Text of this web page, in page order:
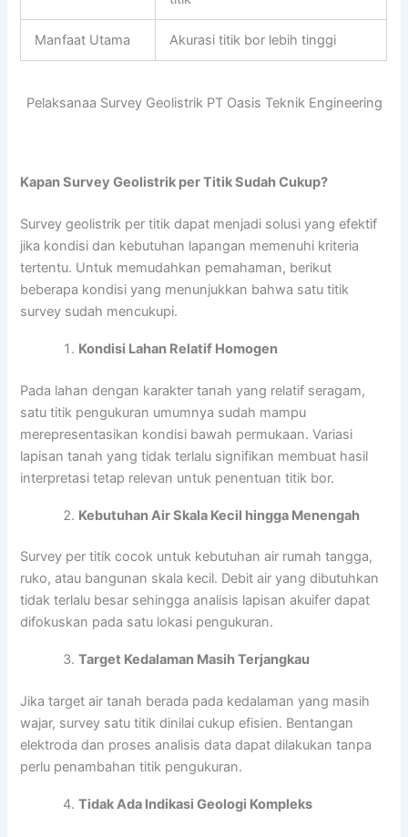
Manfaat Utama Akurasi titik bor lebih tinggi
Pelaksanaa Survey Geolistrik PT Oasis Teknik Engineering
Kapan Survey Geolistrik per Titik Sudah Cukup?
Survey geolistrik per titik dapat menjadi solusi yang efektif
jika kondisi dan kebutuhan lapangan memenuhi kriteria
tertentu. Untuk memudahkan pemahaman, berikut
beberapa kondisi yang menunjukkan bahwa satu titik
survey sudah mencukupi.
Kondisi Lahan Relatif Homogen
Pada lahan dengan karakter tanah yang relatif seragam,
satu titik pengukuran umumnya sudah mampu
merepresentasikan kondisi bawah permukaan. Variasi
lapisan tanah yang tidak terlalu signifikan membuat hasil
interpretasi tetap relevan untuk penentuan titik bor.
Kebutuhan Air Skala Kecil hingga Menengah
Survey per titik cocok untuk kebutuhan air rumah tangga,
ruko, atau bangunan skala kecil. Debit air yang dibutuhkan
tidak terlalu besar sehingga analisis lapisan akuifer dapat
difokuskan pada satu lokasi pengukuran.
Target Kedalaman Masih Terjangkau
Jika target air tanah berada pada kedalaman yang masih
wajar, survey satu titik dinilai cukup efisien. Bentangan
elektroda dan proses analisis data dapat dilakukan tanpa
perlu penambahan titik pengukuran.
Tidak Ada Indikasi Geologi Kompleks